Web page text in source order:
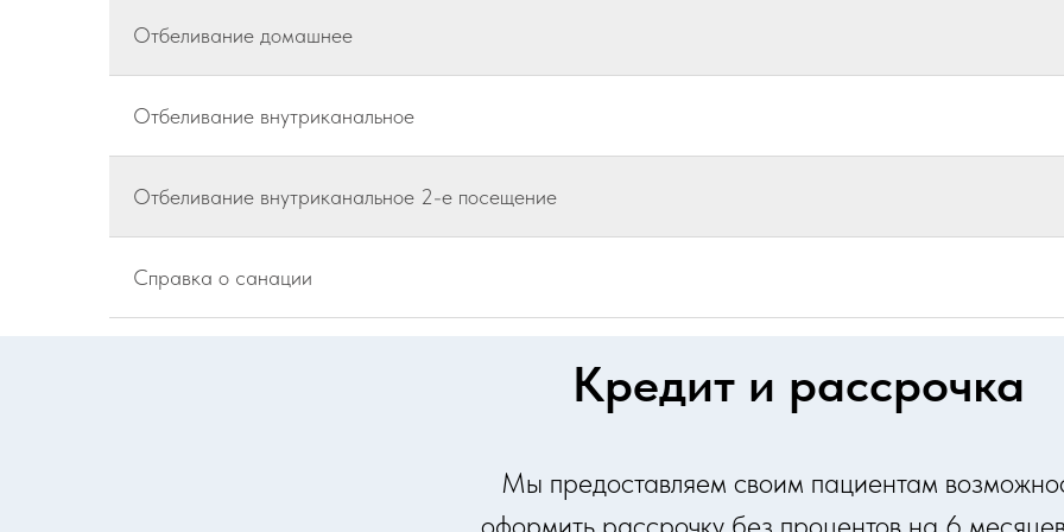
Отбеливание домашнее
Отбеливание внутриканальное
Отбеливание внутриканальное 2-е посещение
Справка о санации
Кредит и рассрочка
Мы предоставляем своим пациентам